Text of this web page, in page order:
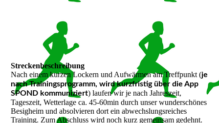
Streckenbeschreibung
Nach einem kurzen Lockern und Aufwärmen am Treffpunkt (je
nach Trainingsprogramm, wird kurzfristig über die App
SPOND kommuniziert) laufen wir je nach Jahreszeit,
Tageszeit, Wetterlage ca. 45-60min durch unser wunderschönes
Besigheim und absolvieren dort ein abwechslungsreiches
Training. Zum Abschluss wird noch kurz gemeinsam gedehnt.